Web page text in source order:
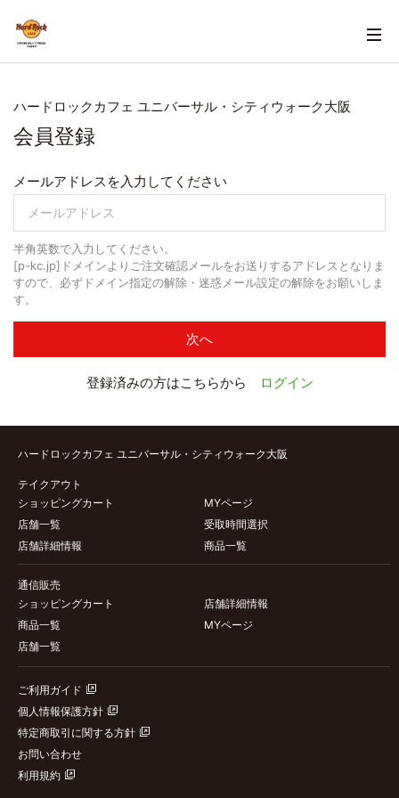
ハードロックカフェ ユニバーサル・シティウォーク大阪
会員登録
メールアドレスを入力してください
半角英数で入力してください。
[p-kc.jp]ドメインよりご注文確認メールをお送りするアドレスとなりま
すので、必ずドメイン指定の解除・迷惑メール設定の解除をお願いしま
す。
次へ
登録済みの方はこちらから ログイン
ハードロックカフェ ユニバーサル・シティウォーク大阪
テイクアウト
ショッピングカート
受取時間選択
商品一覧
店舗一覧
店舗詳細情報
MYページ
通信販売
ショッピングカート
商品一覧
店舗一覧
店舗詳細情報
MYページ
ご利用ガイド
特定商取引に関する方針
利用規約
個人情報保護方針
お問い合わせ